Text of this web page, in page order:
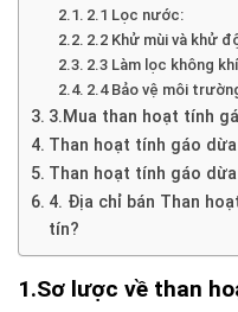
2.1 Lọc nước:
2.2 Khử mùi và khử
2.3 Làm lọc không
2.4 Bảo vệ môi
3.Mua than hoạt tính
Than hoạt tính gáo dừa
Than hoạt tính gáo
4. Địa chỉ bán Than
tín?
1.Sơ lược về than